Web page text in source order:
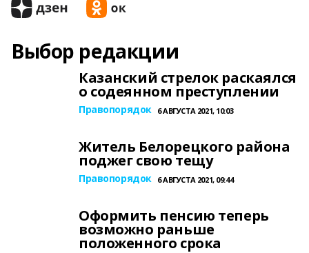
Выбор редакции
Казанский стрелок раскаялся
о содеянном преступлении
Правопорядок 6 АВГУСТА 2021, 10:03
Житель Белорецкого района
поджег свою тещу
Правопорядок 6 АВГУСТА 2021, 09:44
Оформить пенсию теперь
возможно раньше
положенного срока